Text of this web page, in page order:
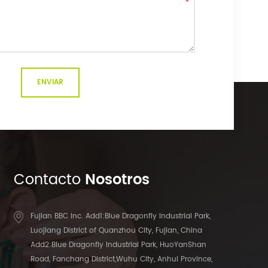
Contacto Nosotros
Fujian BBC Inc. Add1:Blue Dragonfly Industrial Park,
Luojiang District of Quanzhou City, Fujian, China
Add2:Blue Dragonfly Industrial Park, HuoYanShan
Road, Fanchang District,Wuhu City, Anhui Province,